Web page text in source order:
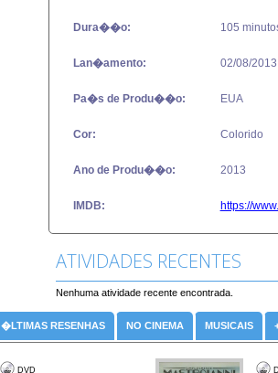
Dura��o: 105
Lan�amento: 02/08/2013
Pa�s de Produ��o: EUA
Cor: Colorido
Ano de Produ��o: 2013
IMDB: https://
ATIVIDADES RECENTES
Nenhuma atividade recente encontrada.
�LTIMAS RESENHAS NO CINEMA MUSICAIS
DVD